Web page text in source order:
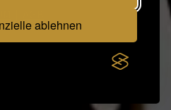
ablehnen